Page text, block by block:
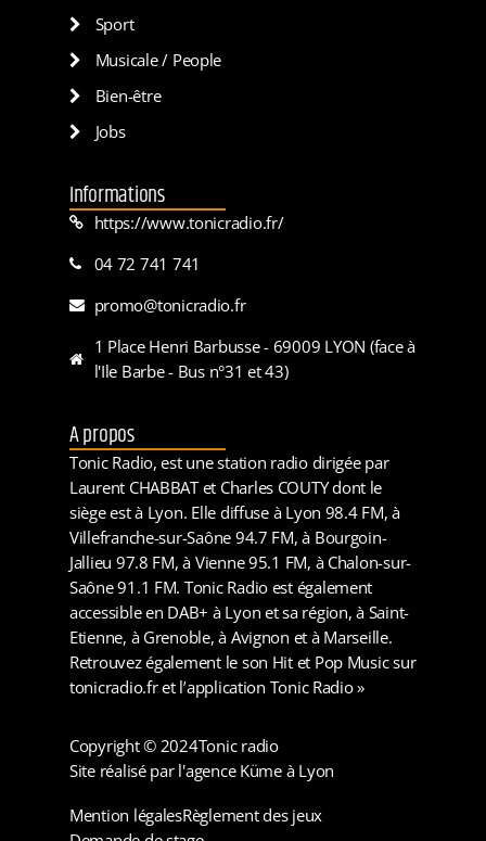
Sport
Musicale / People
Bien-être
Jobs
Informations
https://www.tonicradio.fr/
04 72 741 741
promo@tonicradio.fr
1 Place Henri Barbusse - 69009 LYON (face à
l'Ile Barbe - Bus n°31 et 43)
A propos
Tonic Radio, est une station radio dirigée par
Laurent CHABBAT et Charles COUTY dont le
siège est à Lyon. Elle diffuse à Lyon 98.4 FM, à
Villefranche-sur-Saône 94.7 FM, à Bourgoin-
Jallieu 97.8 FM, à Vienne 95.1 FM, à Chalon-sur-
Saône 91.1 FM. Tonic Radio est également
accessible en DAB+ à Lyon et sa région, à Saint-
Etienne, à Grenoble, à Avignon et à Marseille.
Retrouvez également le son Hit et Pop Music sur
tonicradio.fr et l’application Tonic Radio »
Copyright © 2024Tonic radio
Site réalisé par l'agence Küme à Lyon
Mention légalesRèglement des jeux